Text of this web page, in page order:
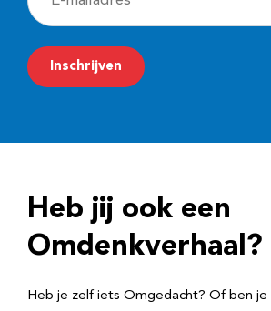
-
m
a
r
e
Inschrijven
Heb jij ook een
Omdenkverhaal?
Heb je zelf iets Omgedacht? Of ben je